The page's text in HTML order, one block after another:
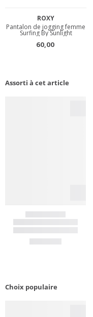
Assorti à cet article
Choix populaire